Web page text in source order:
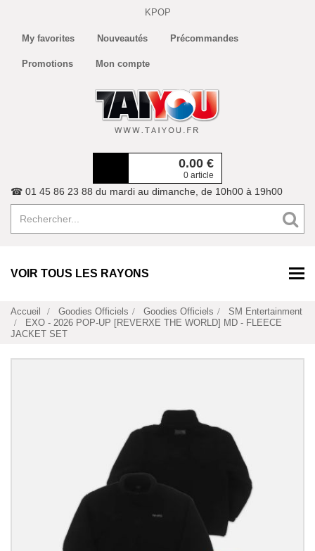
KPOP
My favorites Nouveautés Précommandes
Promotions Mon compte
0.00 €
0 article
☎ 01 45 86 23 88 du mardi au dimanche, de 10h00 à 19h00
VOIR TOUS LES RAYONS
Accueil Goodies Officiels Goodies Officiels
SM Entertainment
EXO - 2026 POP-UP [REVERXE THE WORLD] MD - FLEECE
JACKET SET